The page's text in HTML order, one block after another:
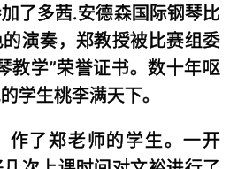
了多茜.安德森国际钢琴比
演奏，郑教授被比赛组委
教学”荣誉证书。数十年呕
学生桃李满天下。
作了郑老师的学生。一开